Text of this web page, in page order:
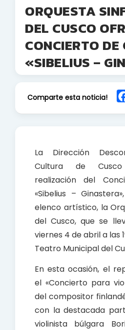
ORQUESTA
DEL CUSCO
CONCIERTO
«SIBELIUS –
Comparte esta noticia!
La Dirección
Cultura de
realización del
«Sibelius –
elenco artístico, la
del Cusco, que se
viernes 4 de abril a las
Teatro Municipal del
En esta ocasión, el
el «Concierto para
del compositor
con la destacada
violinista búlgara